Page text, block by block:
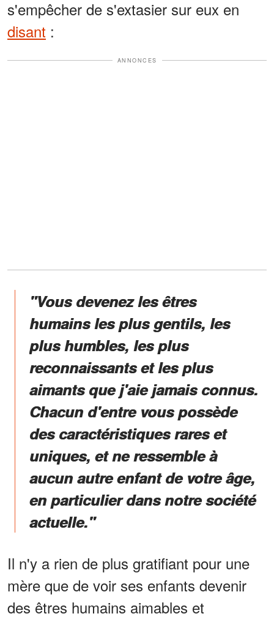
s'empêcher de s'extasier sur eux en
disant :
ANNONCES
"Vous devenez les êtres
humains les plus gentils, les
plus humbles, les plus
reconnaissants et les plus
aimants que j'aie jamais connus.
Chacun d'entre vous possède
des caractéristiques rares et
uniques, et ne ressemble à
aucun autre enfant de votre âge,
en particulier dans notre société
actuelle."
Il n'y a rien de plus gratifiant pour une
mère que de voir ses enfants devenir
des êtres humains aimables et